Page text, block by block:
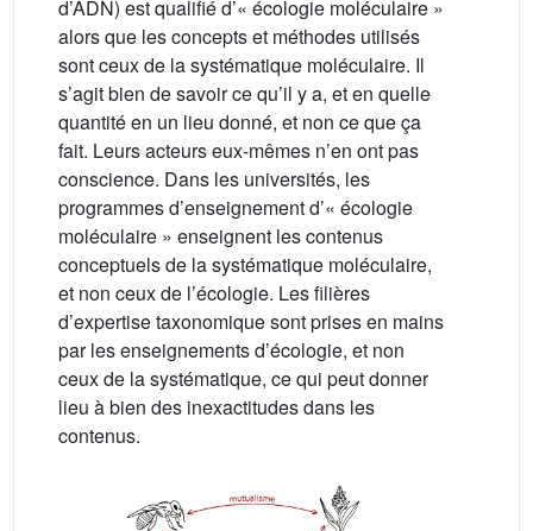
d’ADN) est qualifié d’« écologie moléculaire »
alors que les concepts et méthodes utilisés
sont ceux de la systématique moléculaire. Il
s’agit bien de savoir ce qu’il y a, et en quelle
quantité en un lieu donné, et non ce que ça
fait. Leurs acteurs eux-mêmes n’en ont pas
conscience. Dans les universités, les
programmes d’enseignement d’« écologie
moléculaire » enseignent les contenus
conceptuels de la systématique moléculaire,
et non ceux de l’écologie. Les filières
d’expertise taxonomique sont prises en mains
par les enseignements d’écologie, et non
ceux de la systématique, ce qui peut donner
lieu à bien des inexactitudes dans les
contenus.